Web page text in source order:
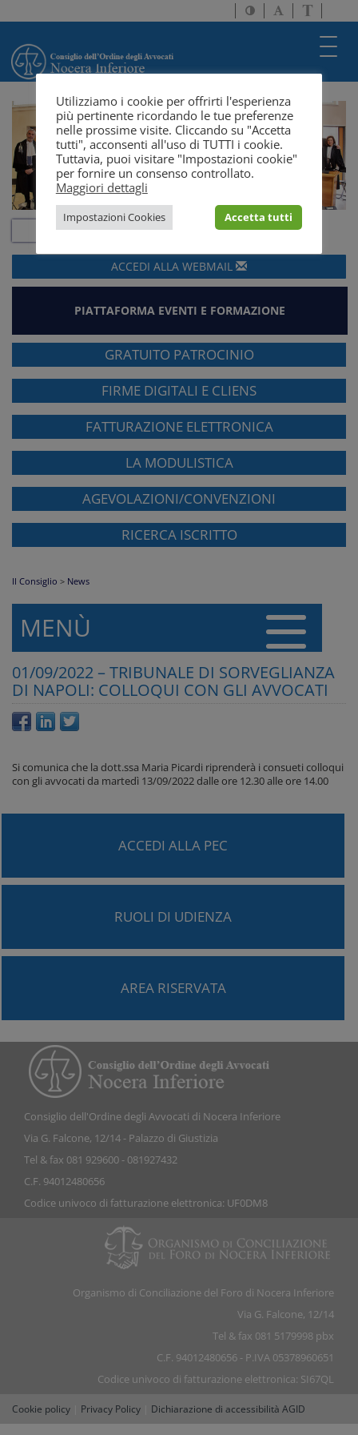
Attiva/disattiva
alto
Attiva/
dimensione
a
solo
testo
ACCEDI ALLA WEBMAIL
PIATTAFORMA EVENTI E FORMAZIONE
GRATUITO PATROCINIO
FIRME DIGITALI E CLIENS
FATTURAZIONE ELETTRONICA
LA MODULISTICA
AGEVOLAZIONI/CONVENZIONI
RICERCA ISCRITTO
Il Consiglio > News
MENÙ
01/09/2022 – TRIBUNALE DI SORVEGLIANZA
DI NAPOLI: COLLOQUI CON GLI AVVOCATI
Si comunica che la dott.ssa Maria Picardi riprenderà i consueti colloqui
con gli avvocati da martedì 13/09/2022 dalle ore 12.30 alle ore 14.00
ACCEDI ALLA PEC
RUOLI DI UDIENZA
AREA RISERVATA
Consiglio dell'Ordine degli Avvocati di Nocera Inferiore
Via G. Falcone, 12/14 - Palazzo di Giustizia
Tel & fax 081 929600 - 081927432
C.F. 94012480656
Codice univoco di fatturazione elettronica: UF0DM8
Organismo di Conciliazione del Foro di Nocera Inferiore
Via G. Falcone, 12/14
Tel & fax 081 5179998 pbx
C.F. 94012480656 - P.IVA 05378960651
Codice univoco di fatturazione elettronica: SI67QL
Cookie policy Privacy Policy Dichiarazione di accessibilità AGID
Utilizziamo i cookie per offrirti l'esperienza
più pertinente ricordando le tue preferenze
nelle prossime visite. Cliccando su "Accetta
tutti", acconsenti all'uso di TUTTI i cookie.
Tuttavia, puoi visitare "Impostazioni cookie"
per fornire un consenso controllato.
Maggiori dettagli
Impostazioni Cookies Accetta tutti